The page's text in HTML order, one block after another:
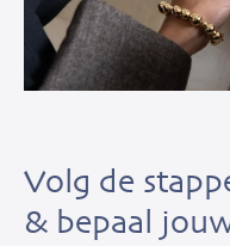
Volg de
& bepaal